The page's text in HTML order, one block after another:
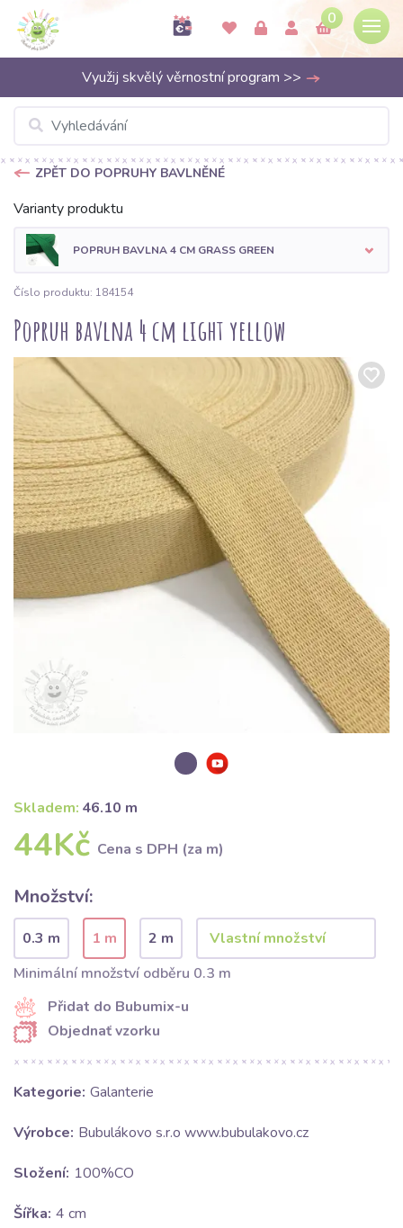
0
Využij skvělý věrnostní program >>
ZPĚT DO POPRUHY BAVLNĚNÉ
Varianty produktu
POPRUH BAVLNA 4 CM GRASS GREEN
Číslo produktu: 184154
Popruh bavlna 4 cm light yellow
Skladem: 46.10 m
44Kč Cena s DPH (za m)
Množství:
0.3 m 1 m
2 m
Minimální množství odběru 0.3 m
Přidat do Bubumix-u
Objednať vzorku
Kategorie: Galanterie
Výrobce: Bubulákovo s.r.o www.bubulakovo.cz
Složení: 100%CO
Šířka: 4 cm